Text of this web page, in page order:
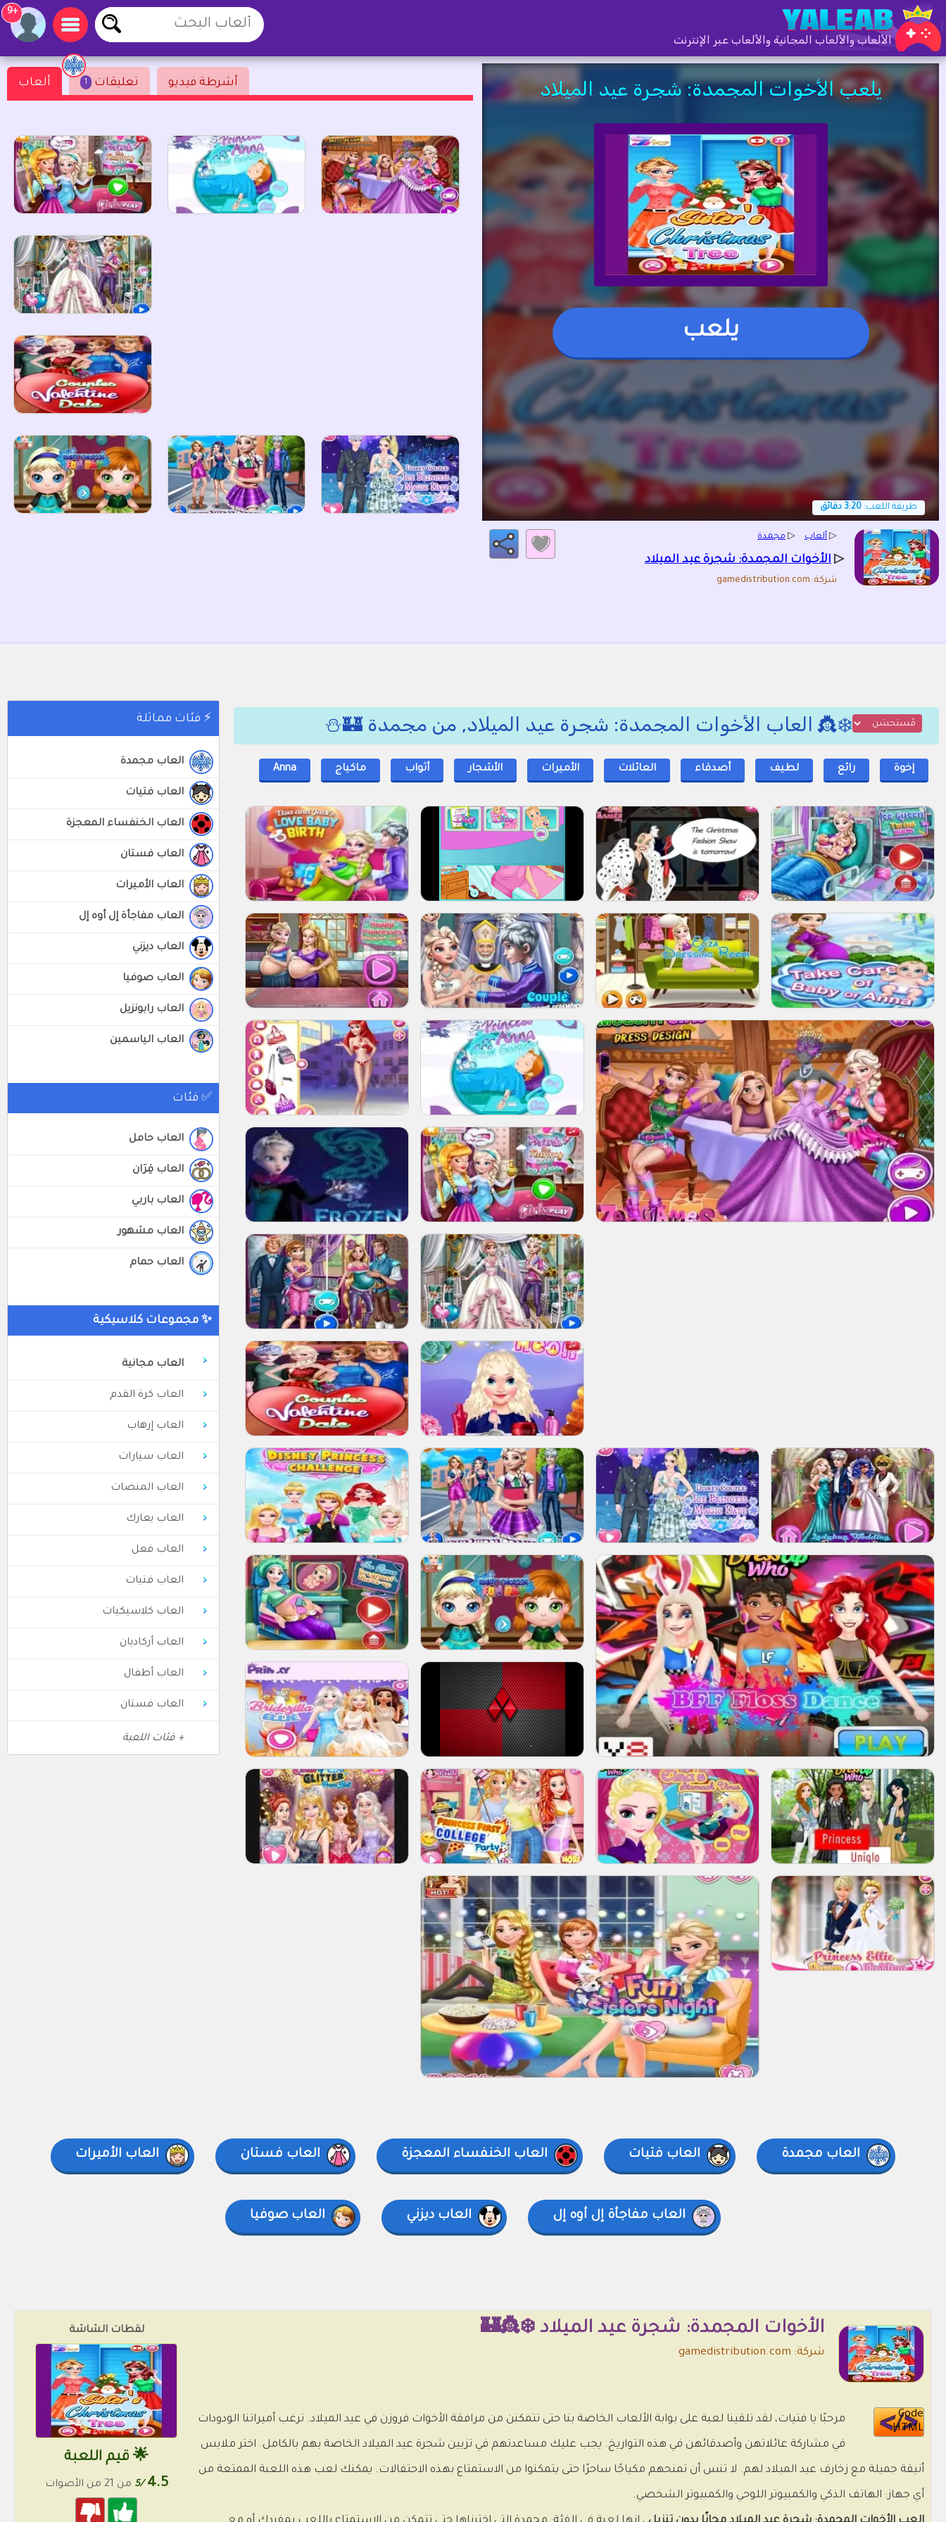
الألعاب والألعاب المجانية والألعاب عبر الإنترنت
+9
يلعب الأخوات المجمدة: شجرة عيد الميلاد
يلعب
طريقة اللعب: 3:20 دقائق
▷ ألعاب ▷ مجمدة
▷ الأخوات المجمدة: شجرة عيد الميلاد
شركة: gamedistribution.com
ألعاب 1 تعليقات أشرطة فيديو
⚡ فئات مماثلة
العاب مجمدة
العاب فتيات
العاب الخنفساء المعجزة
العاب فستان
العاب الأميرات
العاب مفاجأة إل أوه إل
العاب ديزني
العاب صوفيا
العاب رابونزيل
العاب الياسمين
✅ فئات
العاب حامل
العاب قِرَان
العاب باربي
العاب مشهور
العاب حمام
✨ مجموعات كلاسيكية
العاب مجانية
العاب كرة القدم
العاب إرهاب
العاب سيارات
العاب المنصات
العاب يعارك
العاب فعل
العاب فتيات
العاب كلاسيكيات
العاب أركاديان
العاب أطفال
العاب فستان
+ فئات اللعبة
❄️👸 العاب الأخوات المجمدة: شجرة عيد الميلاد, من مجمدة 🏰⛄
إخوة رائع لطيف أصدقاء العائلات الأميرات الأشجار أثواب ماكياج Anna
العاب مجمدة العاب فتيات العاب الخنفساء المعجزة العاب فستان العاب الأميرات
العاب مفاجأة إل أوه إل العاب ديزني العاب صوفيا
لقطات الشاشة
🌟 قيم اللعبة
4.5
/5 من 21 من الأصوات
الأخوات المجمدة: شجرة عيد الميلاد ❄️👸🏰
شركة: gamedistribution.com
Code
HTML
مرحبًا يا فتيات، لقد تلقينا لعبة على بوابة الألعاب الخاصة بنا حتى تتمكنن من مرافقة الأخوات فروزن في عيد الميلاد. ترغب أميراتنا الودودات
في مشاركة عائلاتهن وأصدقائهن في هذه التواريخ. يجب عليك مساعدتهم في تزيين شجرة عيد الميلاد الخاصة بهم بالكامل. اختر ملابس
أنيقة جميلة مع زخارف عيد الميلاد لهم. لا تنس أن تمنحهم مكياجًا ساحرًا حتى يتمكنوا من الاستمتاع بهذه الاحتفالات. يمكنك لعب هذه اللعبة الممتعة من
أي جهاز: الهاتف الذكي والكمبيوتر اللوحي والكمبيوتر الشخصي.